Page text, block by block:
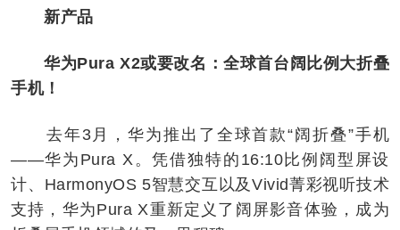
新产品
华为Pura X2或要改名：全球首台阔比例大折叠
手机！
去年3月，华为推出了全球首款“阔折叠”手机
——华为Pura X。凭借独特的16:10比例阔型屏设
计、HarmonyOS 5智慧交互以及Vivid菁彩视听技术
支持，华为Pura X重新定义了阔屏影音体验，成为